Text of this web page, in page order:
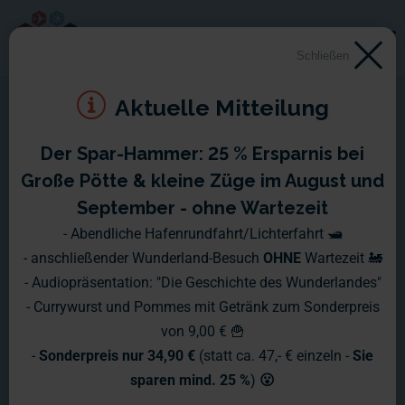
Schließen
Aktuelle Mitteilung
Der Spar-Hammer: 25 % Ersparnis bei
Große Pötte & kleine Züge im August und
September - ohne Wartezeit
- Abendliche Hafenrundfahrt/Lichterfahrt 🛥️
- anschließender Wunderland-Besuch OHNE Wartezeit 🚂
- Audiopräsentation: "Die Geschichte des Wunderlandes"
- Currywurst und Pommes mit Getränk zum Sonderpreis
von 9,00 € 🍟
- Sonderpreis nur 34,90 € (statt ca. 47,- € einzeln - Sie
sparen mind. 25 %) 😮